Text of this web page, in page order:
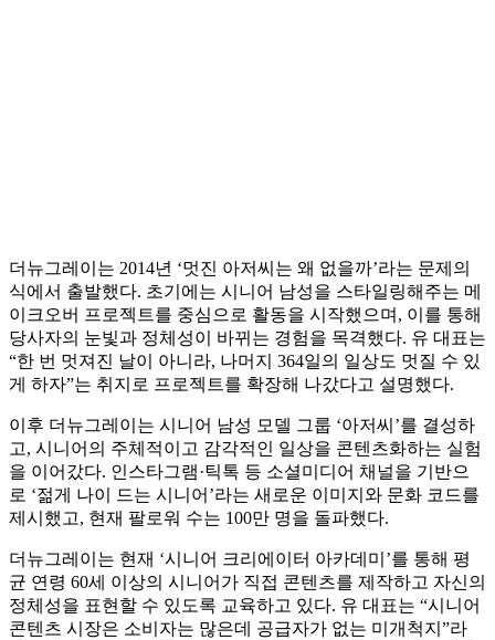
더뉴그레이는 2014년 ‘멋진 아저씨는 왜 없을까’라는 문제의
식에서 출발했다. 초기에는 시니어 남성을 스타일링해주는 메
이크오버 프로젝트를 중심으로 활동을 시작했으며, 이를 통해
당사자의 눈빛과 정체성이 바뀌는 경험을 목격했다. 유 대표는
“한 번 멋져진 날이 아니라, 나머지 364일의 일상도 멋질 수 있
게 하자”는 취지로 프로젝트를 확장해 나갔다고 설명했다.
이후 더뉴그레이는 시니어 남성 모델 그룹 ‘아저씨’를 결성하
고, 시니어의 주체적이고 감각적인 일상을 콘텐츠화하는 실험
을 이어갔다. 인스타그램·틱톡 등 소셜미디어 채널을 기반으
로 ‘젊게 나이 드는 시니어’라는 새로운 이미지와 문화 코드를
제시했고, 현재 팔로워 수는 100만 명을 돌파했다.
더뉴그레이는 현재 ‘시니어 크리에이터 아카데미’를 통해 평
균 연령 60세 이상의 시니어가 직접 콘텐츠를 제작하고 자신의
정체성을 표현할 수 있도록 교육하고 있다. 유 대표는 “시니어
콘텐츠 시장은 소비자는 많은데 공급자가 없는 미개척지”라